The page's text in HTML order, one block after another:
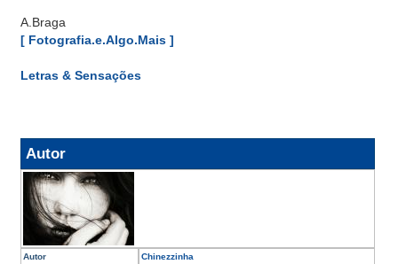
A.Braga
[ Fotografia.e.Algo.Mais ]
Letras & Sensações
Autor
Autor Chinezzinha